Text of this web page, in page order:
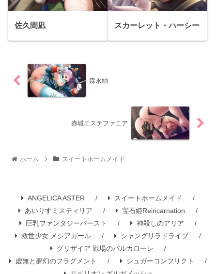
佐久間凪 スカーレット・ハーシー
森永紬
赤城エステファニア
ホーム スイートホームメイド
ANGELICA ASTER
スイートホームメイド
あいりすミスティリア
宝石姫Reincarnation
巨乳ファンタジーバースト
神殺しのアリア
救世少女 メシアガール
シャングリラドライブ
グリザイア 戦場のバルカローレ
虚無と夢幻のフラグメント
シュガーコンフリクト